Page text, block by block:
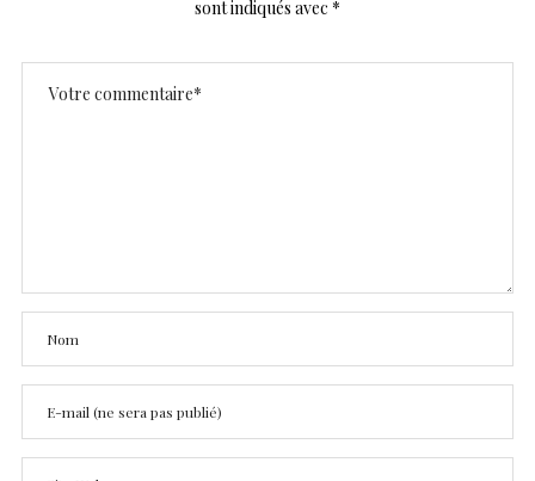
sont indiqués avec *